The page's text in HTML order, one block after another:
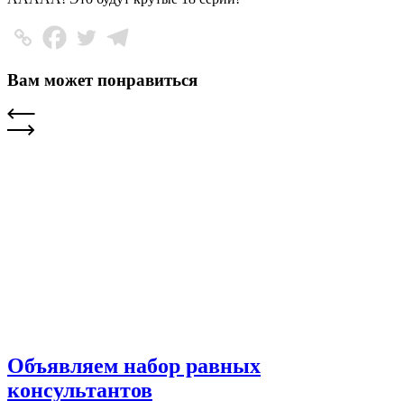
Вам может понравиться
Объявляем набор равных
консультантов